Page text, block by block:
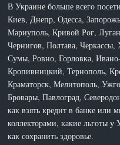
В Украине больше всего
Киев, Днепр, Одесса,
Мариуполь, Кривой Рог,
Чернигов, Полтава,
Сумы, Ровно, Горловка,
Кропивницкий, Тернополь,
Краматорск, Мелитополь,
Бровары, Павлоград,
как взять кредит в банке
коллекторами, какие льготы
как сохранить здоровье.